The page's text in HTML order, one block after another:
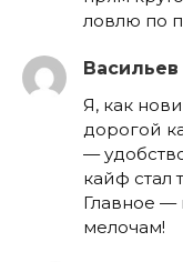
ловлю по
Я, как
дорогой
—
кайф стал
Главное —
мелочам!